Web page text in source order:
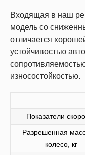
Входящая в наш
модель со
отличается
устойчивостью
износостойкостью.
Показатели
Разрешенная
колесо, кг